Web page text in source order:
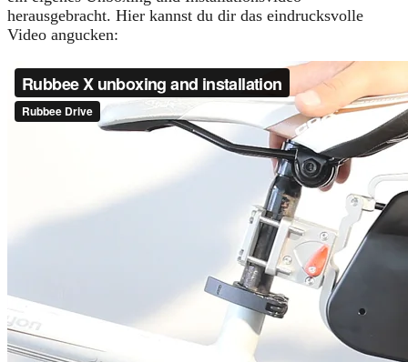
herausgebracht. Hier kannst du dir das eindrucksvolle
Video angucken: